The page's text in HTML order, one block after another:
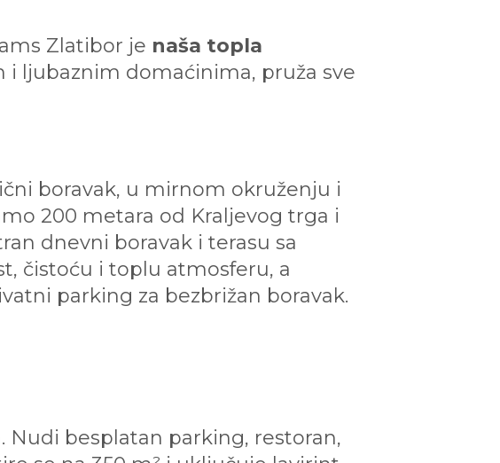
Zlatibor je naša topla
i ljubaznim domaćinima, pruža sve
boravak, u mirnom okruženju i
200 metara od Kraljevog trga i
dnevni boravak i terasu sa
čistoću i toplu atmosferu, a
parking za bezbrižan boravak.
Nudi besplatan parking, restoran,